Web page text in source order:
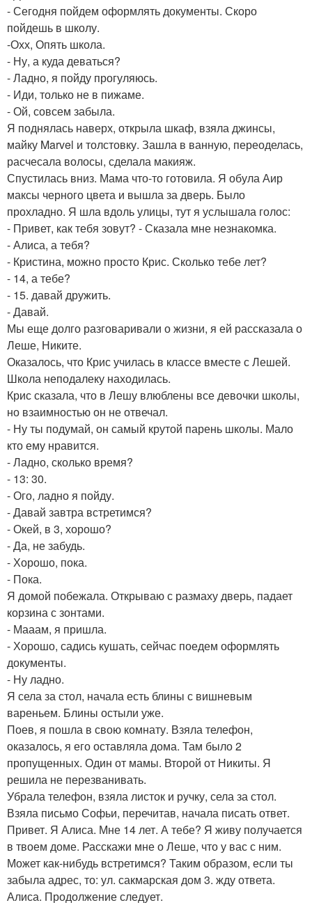
- Сегодня пойдем оформлять документы. Скоро
пойдешь в школу.
-Охх, Опять школа.
- Ну, а куда деваться?
- Ладно, я пойду прогуляюсь.
- Иди, только не в пижаме.
- Ой, совсем забыла.
Я поднялась наверх, открыла шкаф, взяла джинсы,
майку Marvel и толстовку. Зашла в ванную, переоделась,
расчесала волосы, сделала макияж.
Спустилась вниз. Мама что-то готовила. Я обула Аир
максы черного цвета и вышла за дверь. Было
прохладно. Я шла вдоль улицы, тут я услышала голос:
- Привет, как тебя зовут? - Сказала мне незнакомка.
- Алиса, а тебя?
- Кристина, можно просто Крис. Сколько тебе лет?
- 14, а тебе?
- 15. давай дружить.
- Давай.
Мы еще долго разговаривали о жизни, я ей рассказала о
Леше, Никите.
Оказалось, что Крис училась в классе вместе с Лешей.
Школа неподалеку находилась.
Крис сказала, что в Лешу влюблены все девочки школы,
но взаимностью он не отвечал.
- Ну ты подумай, он самый крутой парень школы. Мало
кто ему нравится.
- Ладно, сколько время?
- 13: 30.
- Ого, ладно я пойду.
- Давай завтра встретимся?
- Окей, в 3, хорошо?
- Да, не забудь.
- Хорошо, пока.
- Пока.
Я домой побежала. Открываю с размаху дверь, падает
корзина с зонтами.
- Мааам, я пришла.
- Хорошо, садись кушать, сейчас поедем оформлять
документы.
- Ну ладно.
Я села за стол, начала есть блины с вишневым
вареньем. Блины остыли уже.
Поев, я пошла в свою комнату. Взяла телефон,
оказалось, я его оставляла дома. Там было 2
пропущенных. Один от мамы. Второй от Никиты. Я
решила не перезванивать.
Убрала телефон, взяла листок и ручку, села за стол.
Взяла письмо Софьи, перечитав, начала писать ответ.
Привет. Я Алиса. Мне 14 лет. А тебе? Я живу получается
в твоем доме. Расскажи мне о Леше, что у вас с ним.
Может как-нибудь встретимся? Таким образом, если ты
забыла адрес, то: ул. сакмарская дом 3. жду ответа.
Алиса. Продолжение следует.